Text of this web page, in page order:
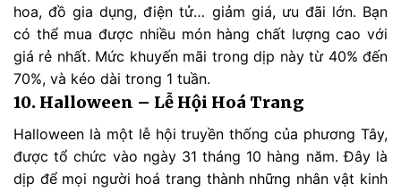
hoa, đồ gia dụng, điện tử… giảm giá, ưu đãi lớn. Bạn
có thể mua được nhiều món hàng chất lượng cao với
giá rẻ nhất. Mức khuyến mãi trong dịp này từ 40% đến
70%, và kéo dài trong 1 tuần.
10. Halloween – Lễ Hội Hoá Trang
Halloween là một lễ hội truyền thống của phương Tây,
được tổ chức vào ngày 31 tháng 10 hàng năm. Đây là
dịp để mọi người hoá trang thành những nhân vật kinh